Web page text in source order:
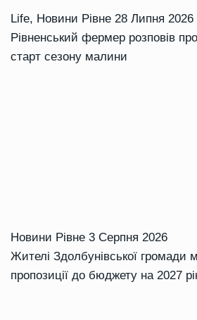
Life, Новини Рівне 28 Липня 2026
Рівненський фермер розповів
старт сезону малини
Новини Рівне 3 Серпня 2026
Жителі Здолбунівської громади
пропозиції до бюджету на 2027